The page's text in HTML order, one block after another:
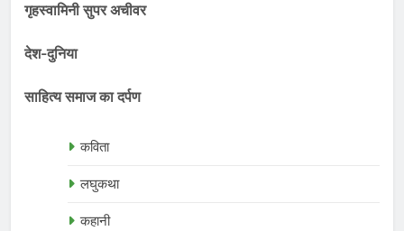
गृहस्वामिनी सुपर अचीवर
देश-दुनिया
साहित्य समाज का दर्पण
कविता
लघुकथा
कहानी